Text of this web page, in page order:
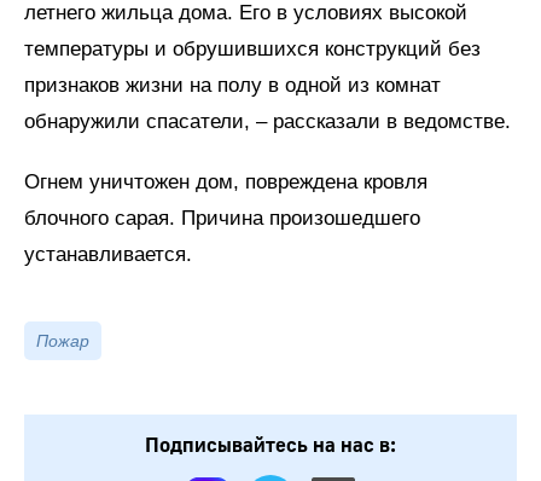
летнего жильца дома. Его в условиях высокой
температуры и обрушившихся конструкций без
признаков жизни на полу в одной из комнат
обнаружили спасатели, – рассказали в ведомстве.
Огнем уничтожен дом, повреждена кровля
блочного сарая. Причина произошедшего
устанавливается.
Пожар
Подписывайтесь на нас в: